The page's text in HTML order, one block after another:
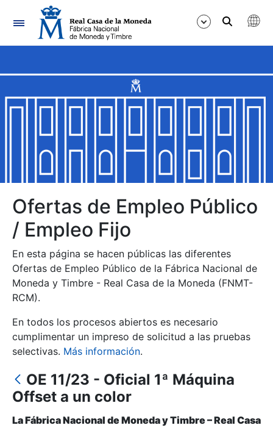
Navegación
Mostrar/Ocultar
Mostrar/Ocultar
Mostrar/Ocultar
Mostrar/Ocultar
Mostrar/Ocultar
Ofertas de Empleo Público
/ Empleo Fijo
En esta página se hacen públicas las diferentes
Ofertas de Empleo Público de la Fábrica Nacional de
Moneda y Timbre - Real Casa de la Moneda (FNMT-
RCM).
En todos los procesos abiertos es necesario
cumplimentar un impreso de solicitud a las pruebas
selectivas. Más información.
OE 11/23 - Oficial 1ª Máquina
Offset a un color
La Fábrica Nacional de Moneda y Timbre – Real Casa